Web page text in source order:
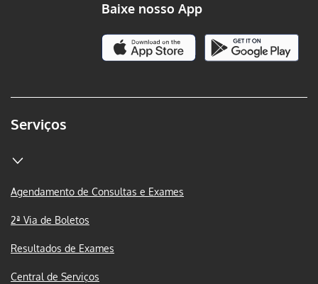
Serviços
Agendamento de Consultas e Exames
2ª Via de Boletos
Resultados de Exames
Central de Serviços
Baixe nosso App